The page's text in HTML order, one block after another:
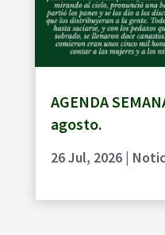
AGENDA
agosto.
26 Jul, 2026|